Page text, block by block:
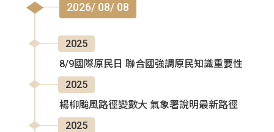
2026/ 08/ 08
2025
8/9國際原民日 聯合國強調原民知識重要性
2025
楊柳颱風路徑變數大 氣象署說明最新路徑
2025